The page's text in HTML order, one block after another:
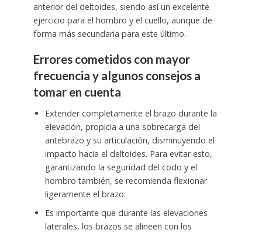
anterior del deltoides, siendo así un excelente
ejercicio para el hombro y el cuello, aunque de
forma más secundaria para este último.
Errores cometidos con mayor
frecuencia y algunos consejos a
tomar en cuenta
Extender completamente el brazo durante la
elevación, propicia a una sobrecarga del
antebrazo y su articulación, disminuyendo el
impacto hacia el deltoides. Para evitar esto,
garantizando la seguridad del codo y el
hombro también, se recomienda flexionar
ligeramente el brazo.
Es importante que durante las elevaciones
laterales, los brazos se alineen con los